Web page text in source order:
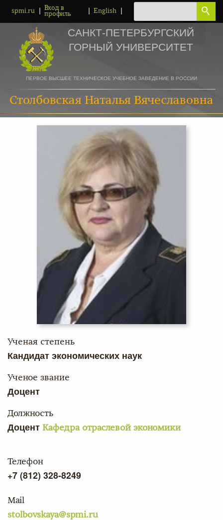
spmi.ru
Вход в
профиль
English
САНКТ-ПЕТЕРБУРГСКИЙ
ГОРНЫЙ УНИВЕРСИТЕТ
ПЕРВОЕ ВЫСШЕЕ ТЕХНИЧЕСКОЕ УЧЕБНОЕ ЗАВЕДЕНИЕ В РОССИИ
Столбовская Наталья Вячеславовна
Ученая степень
Кандидат экономических наук
Ученое звание
Доцент
Должность
Доцент Кафедра отраслевой экономики
Телефон
+7 (812) 328-8249
Mail
stolbovskaya@spmi.ru